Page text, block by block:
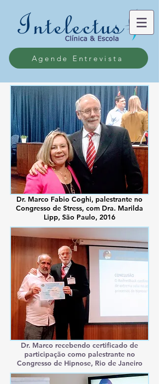
Agende Entrevista
Dr. Marco Fabio Coghi, palestrante no
Congresso de Stress, com Dra. Marilda
Lipp, São Paulo, 2016
Dr. Marco recebendo certificado de
participação como palestrante no
Congresso de Hipnose, Rio de Janeiro